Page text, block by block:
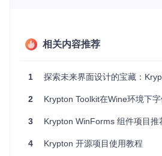
项目特点
用。
等，满足各种UI设计需求。
制的可能性。
专业支持
：得到知名开发工具提供
支持，确保了工具包的高质量和性
相关内容推荐
1 探索未来界面设计的宝藏：
2 Krypton Toolkit在Wine环境下
3 Krypton WinForms 组件项目推
4 Krypton 开源项目使用教程